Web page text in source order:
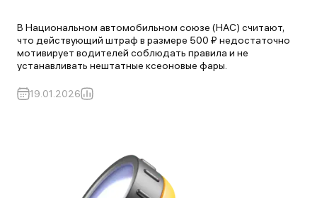
В Национальном автомобильном союзе (НАС) считают,
что действующий штраф в размере 500 ₽ недостаточно
мотивирует водителей соблюдать правила и не
устанавливать нештатные ксеоновые фары.
19.01.2026